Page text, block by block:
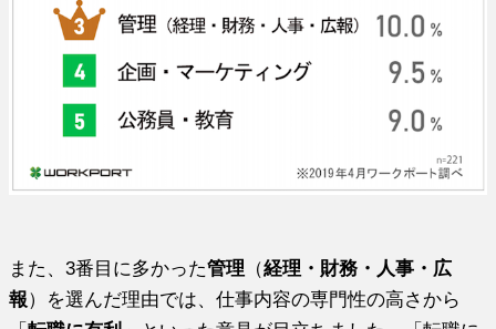
また、3番目に多かった管理 （経理・財務・人事・広
報）を選んだ理由では、仕事内容の専門性の高さから